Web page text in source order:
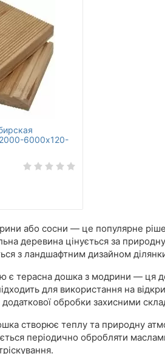
6000х120-
або сосни — це популярне
деревина цінується за
з ландшафтним дизайном
є терасна дошка з модрини — ця
для використання на
додаткової обробки захисними
створює теплу та природну
періодично обробляти